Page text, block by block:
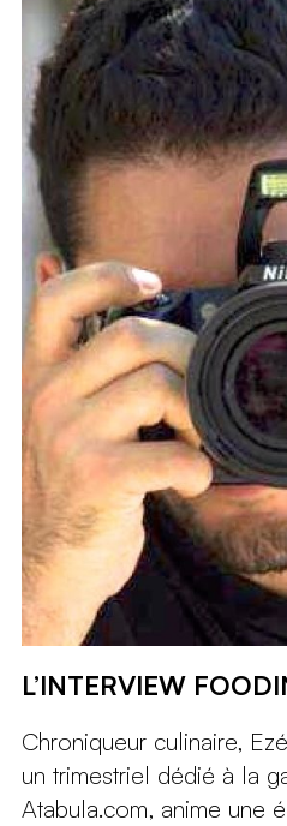
L’INTERVIEW
Chroniqueur culinaire,
un trimestriel dédié à la
Atabula.com, anime une